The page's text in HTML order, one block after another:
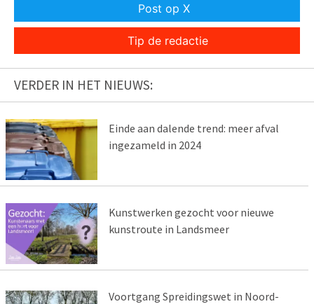
Post op X
Tip de redactie
VERDER IN HET NIEUWS:
Einde aan dalende trend: meer afval
ingezameld in 2024
Kunstwerken gezocht voor nieuwe
kunstroute in Landsmeer
Voortgang Spreidingswet in Noord-